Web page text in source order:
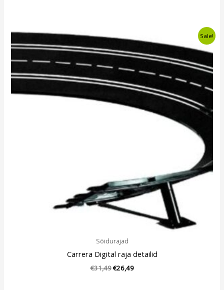
Sale!
Sõidurajad
Carrera Digital raja detailid
€31,49
hind
oli:
€31,49.
€26,49
price
is:
€26,49.